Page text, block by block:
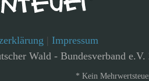
| Impressum
Wald - Bundesverband e.V.
* Kein